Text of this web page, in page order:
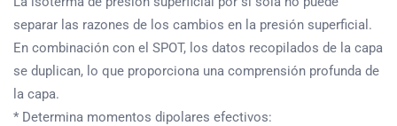
separar las razones de los cambios en la presión superficial.
En combinación con el SPOT, los datos recopilados de la capa
se duplican, lo que proporciona una comprensión profunda de
la capa.
* Determina momentos dipolares efectivos: